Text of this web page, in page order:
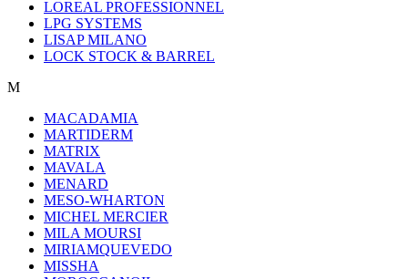
LOREAL PROFESSIONNEL
LPG SYSTEMS
LISAP MILANO
LOCK STOCK & BARREL
M
MACADAMIA
MARTIDERM
MATRIX
MAVALA
MENARD
MESO-WHARTON
MICHEL MERCIER
MILA MOURSI
MIRIAMQUEVEDO
MISSHA